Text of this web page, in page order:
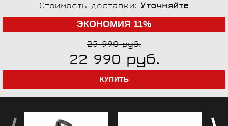
Стоимость доставки: Уточняйте
ЭКОНОМИЯ 11%
25 990 руб.
22 990 руб.